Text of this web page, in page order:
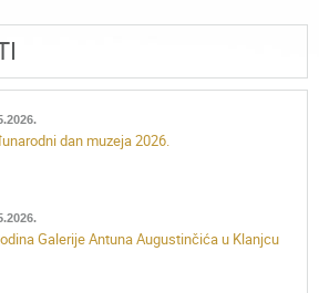
dan muzeja 2026.
Galerije Antuna Augustinčića u Klanjcu